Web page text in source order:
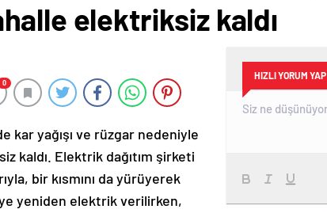
elektriksiz kaldı
0
kar yağışı ve rüzgar nedeniyle
kaldı. Elektrik dağıtım şirketi
bir kısmını da yürüyerek
yeniden elektrik verilirken,
HIZLI YORUM YAP